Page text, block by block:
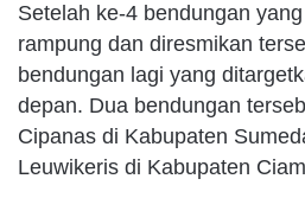
Setelah ke-4 bendungan
rampung dan diresmikan
bendungan lagi yang
depan. Dua bendungan
Cipanas di Kabupaten
Leuwikeris di Kabupaten